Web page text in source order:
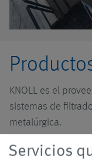
KNOLL es el
sistemas de
metalúrgica.
Servicios